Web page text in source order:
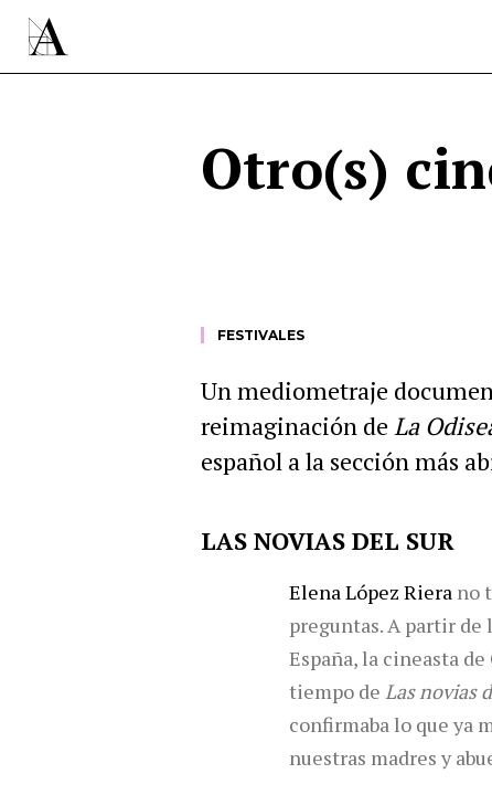
Otro(s)
FESTIVALES
Un mediometraje
reimaginación de La
español a la sección más
LAS NOVIAS DEL SUR
Elena López Riera no
preguntas. A partir de
España, la cineasta
tiempo de Las novias
confirmaba lo que ya
nuestras madres y